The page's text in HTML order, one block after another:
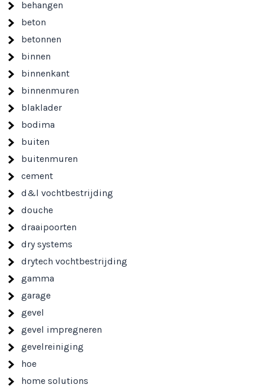
behangen
beton
betonnen
binnen
binnenkant
binnenmuren
blaklader
bodima
buiten
buitenmuren
cement
d&l vochtbestrijding
douche
draaipoorten
dry systems
drytech vochtbestrijding
gamma
garage
gevel
gevel impregneren
gevelreiniging
hoe
home solutions